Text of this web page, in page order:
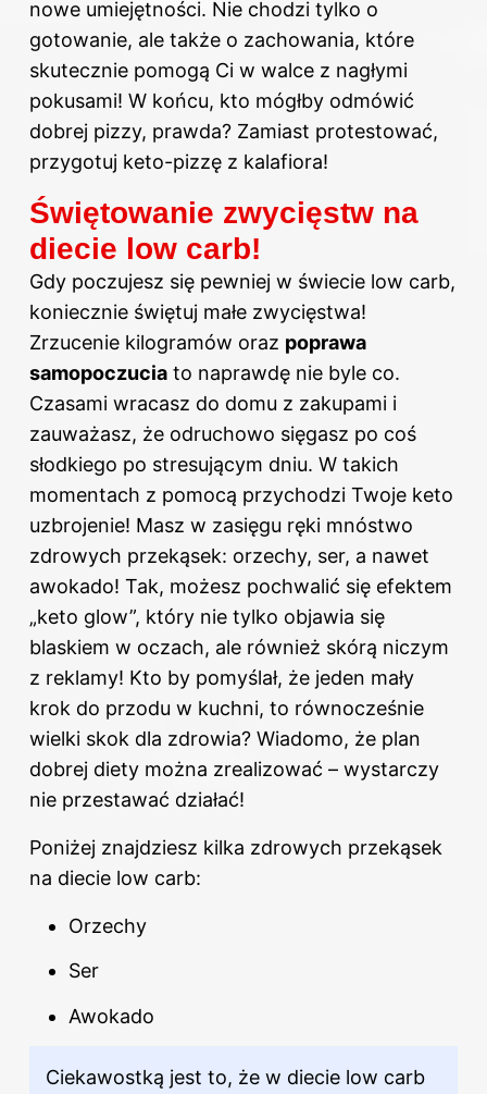
nowe umiejętności. Nie chodzi tylko o
gotowanie, ale także o zachowania, które
skutecznie pomogą Ci w walce z nagłymi
pokusami! W końcu, kto mógłby odmówić
dobrej pizzy, prawda? Zamiast protestować,
przygotuj keto-pizzę z kalafiora!
Świętowanie zwycięstw na
diecie low carb!
Gdy poczujesz się pewniej w świecie low carb,
koniecznie świętuj małe zwycięstwa!
Zrzucenie kilogramów oraz poprawa
samopoczucia to naprawdę nie byle co.
Czasami wracasz do domu z zakupami i
zauważasz, że odruchowo sięgasz po coś
słodkiego po stresującym dniu. W takich
momentach z pomocą przychodzi Twoje keto
uzbrojenie! Masz w zasięgu ręki mnóstwo
zdrowych przekąsek: orzechy, ser, a nawet
awokado! Tak, możesz pochwalić się efektem
„keto glow”, który nie tylko objawia się
blaskiem w oczach, ale również skórą niczym
z reklamy! Kto by pomyślał, że jeden mały
krok do przodu w kuchni, to równocześnie
wielki skok dla zdrowia? Wiadomo, że plan
dobrej diety można zrealizować – wystarczy
nie przestawać działać!
Poniżej znajdziesz kilka zdrowych przekąsek
na diecie low carb:
Orzechy
Ser
Awokado
Ciekawostką jest to, że w diecie low carb